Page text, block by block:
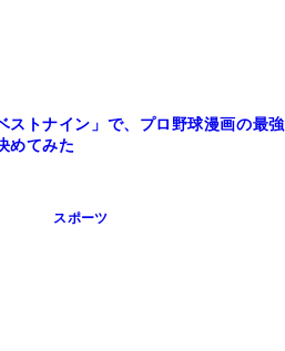
ストナイン」で、プロ野球漫画の最強
めてみた
スポーツ